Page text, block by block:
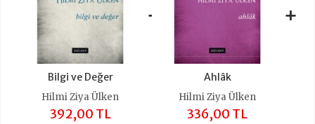
Bilgi ve Değer
Hilmi Ziya Ülken
392,00 TL
+
Ahlâk
Hilmi Ziya Ülken
336,00 TL
+